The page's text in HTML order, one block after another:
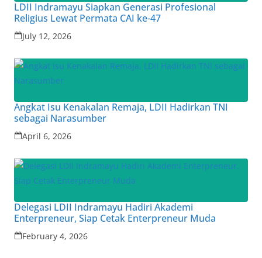
LDII Indramayu Siapkan Generasi Profesional
Religius Lewat Permata CAI ke-47
July 12, 2026
Angkat Isu Kenakalan Remaja, LDII Hadirkan TNI
sebagai Narasumber
April 6, 2026
Delegasi LDII Indramayu Hadiri Akademi
Enterpreneur, Siap Cetak Enterpreneur Muda
February 4, 2026